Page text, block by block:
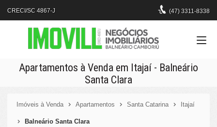
CRECI/SC 4867-J (47) 3311-8338
Apartamentos à Venda em Itajaí - Balneário
Santa Clara
Imóveis à Venda Apartamentos Santa Catarina Itajaí
Balneário Santa Clara